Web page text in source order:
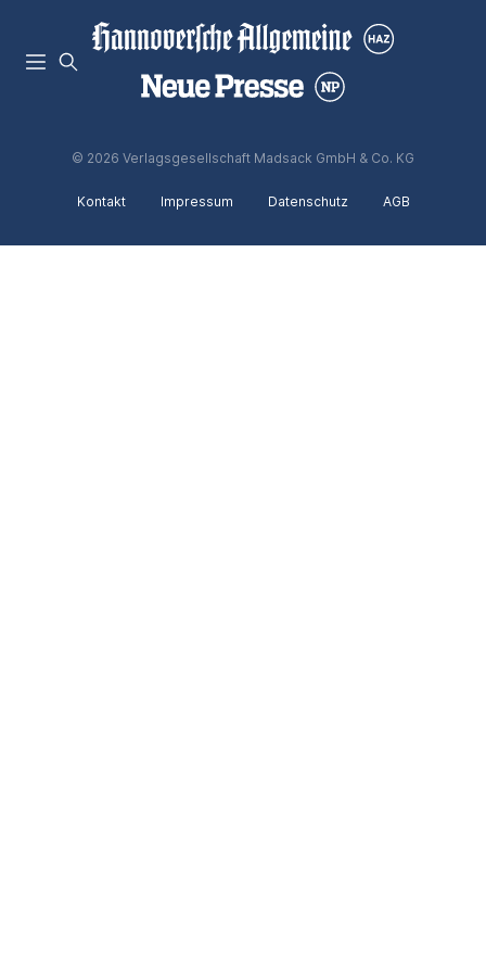
© 2026 Verlagsgesellschaft Madsack GmbH & Co. KG
Kontakt Impressum Datenschutz AGB